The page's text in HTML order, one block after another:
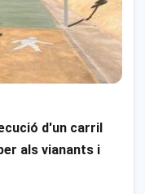
d'un carril
als vianants i